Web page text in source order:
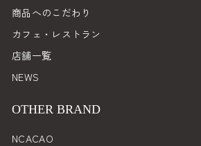
商品へのこだわり
カフェ・レストラン
店舗一覧
NEWS
OTHER BRAND
NCACAO